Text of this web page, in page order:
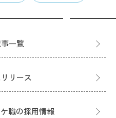
一覧
リース
職の採用情報